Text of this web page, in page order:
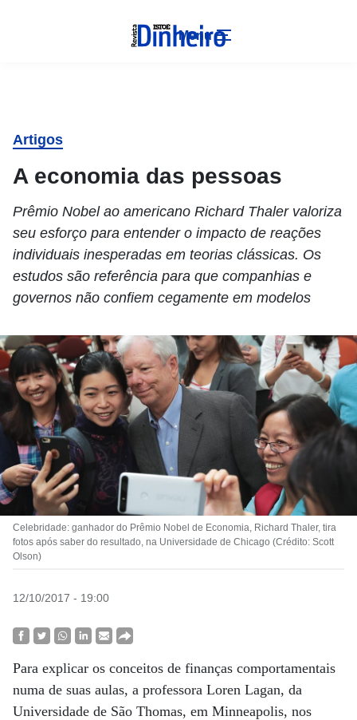
Menu
Artigos
A economia das pessoas
Prêmio Nobel ao americano Richard Thaler valoriza
seu esforço para entender o impacto de reações
individuais inesperadas em teorias clássicas. Os
estudos são referência para que companhias e
governos não confiem cegamente em modelos
Celebridade: ganhador do Prêmio Nobel de Economia, Richard Thaler, tira
fotos após saber do resultado, na Universidade de Chicago (Crédito: Scott
Olson)
12/10/2017 - 19:00
Para explicar os conceitos de finanças comportamentais
numa de suas aulas, a professora Loren Lagan, da
Universidade de São Thomas, em Minneapolis, nos